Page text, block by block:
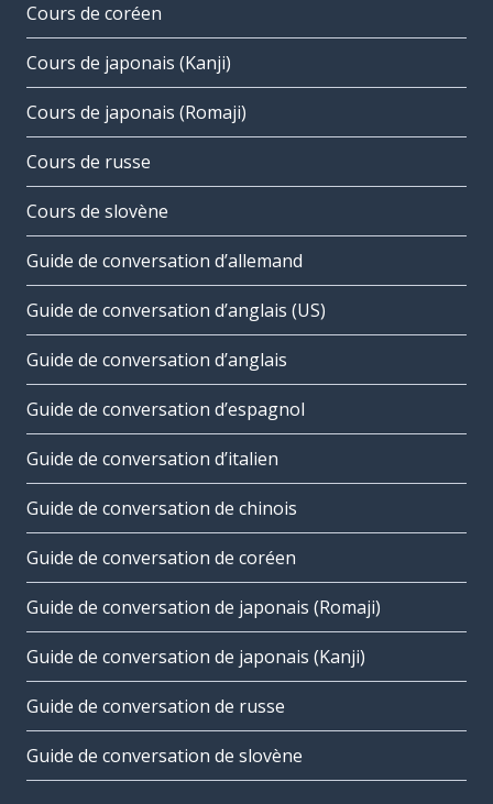
Cours de coréen
Cours de japonais (Kanji)
Cours de japonais (Romaji)
Cours de russe
Cours de slovène
Guide de conversation d’allemand
Guide de conversation d’anglais (US)
Guide de conversation d’anglais
Guide de conversation d’espagnol
Guide de conversation d’italien
Guide de conversation de chinois
Guide de conversation de coréen
Guide de conversation de japonais (Romaji)
Guide de conversation de japonais (Kanji)
Guide de conversation de russe
Guide de conversation de slovène